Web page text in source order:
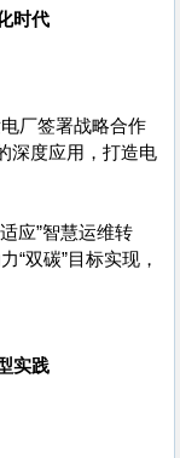
时代
厂签署战略合作
深度应用，打造电
应”智慧运维转
“双碳”目标实现，
实践